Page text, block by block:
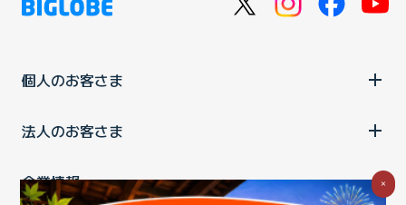
個人のお客さま
法人のお客さま
企業情報 ×